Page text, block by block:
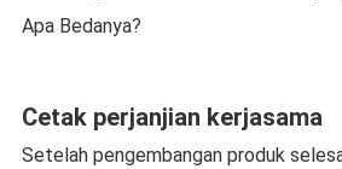
Apa Bedanya?
Cetak perjanjian kerjasama
Setelah pengembangan produk